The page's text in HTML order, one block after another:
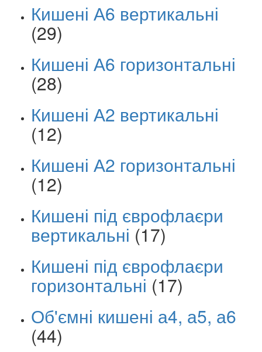
Кишені А6 вертикальні
(29)
Кишені А6 горизонтальні
(28)
Кишені А2 вертикальні
(12)
Кишені А2 горизонтальні
(12)
Кишені під єврофлаєри
вертикальні (17)
Кишені під єврофлаєри
горизонтальні (17)
Об'ємні кишені а4, а5, а6
(44)